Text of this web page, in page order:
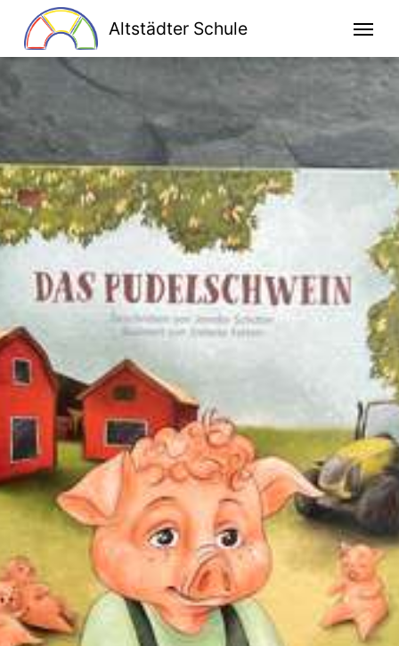
Altstädter Schule
Unsere Schule
Schulprogramm
Klassen
Bildung für nachhaltige Entwicklung
Kooperationen
Ganztag
Anmeldung zum Ganztag
AGs im Ganztag
Mensa
Eltern/Briefe
Schulsozialarbeit
Schul-ABC